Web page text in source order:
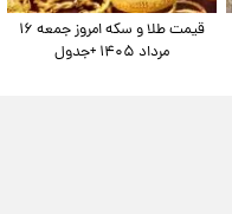
قیمت طلا و سکه امروز جمعه ۱۶
مرداد ۱۴۰۵ +جدول